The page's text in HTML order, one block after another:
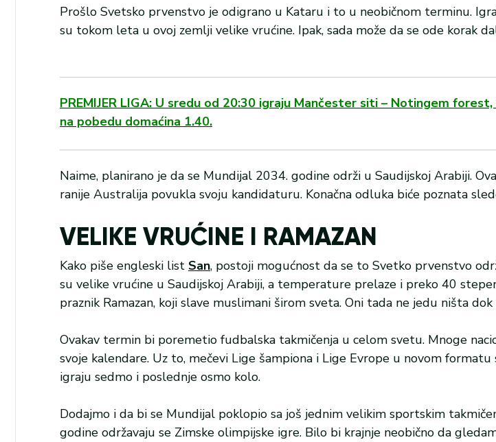
Prošlo Svetsko prvenstvo je odigrano u Kataru i to u neobičnom terminu.
su tokom leta u ovoj zemlji velike vrućine. Ipak, sada može da se ode korak
PREMIJER LIGA: U sredu od 20:30 igraju Mančester siti – Notingem
na pobedu domaćina 1.40.
Naime, planirano je da se Mundijal 2034. godine održi u Saudijskoj Arabiji.
ranije Australija povukla svoju kandidaturu. Konačna odluka biće poznata
VELIKE VRUĆINE I RAMAZAN
Kako piše engleski list San, postoji mogućnost da se to Svetko prvenstvo
su velike vrućine u Saudijskoj Arabiji, a temperature prelaze i preko 40
praznik Ramazan, koji slave muslimani širom sveta. Oni tada ne jedu ništa dok
Ovakav termin bi poremetio fudbalska takmičenja u celom svetu. Mnoge
svoje kalendare. Uz to, mečevi Lige šampiona i Lige Evrope u novom formatu
igraju sedmo i poslednje osmo kolo.
Dodajmo i da bi se Mundijal poklopio sa još jednim velikim sportskim
godine održavaju se Zimske olimpijske igre. Bilo bi krajnje neobično da